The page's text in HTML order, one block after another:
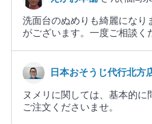
洗面台のぬめりも綺麗になり
がございます。一度ご相談く
日本おそうじ代行北方
ヌメリに関しては、基本的に
ご注文くださいませ。